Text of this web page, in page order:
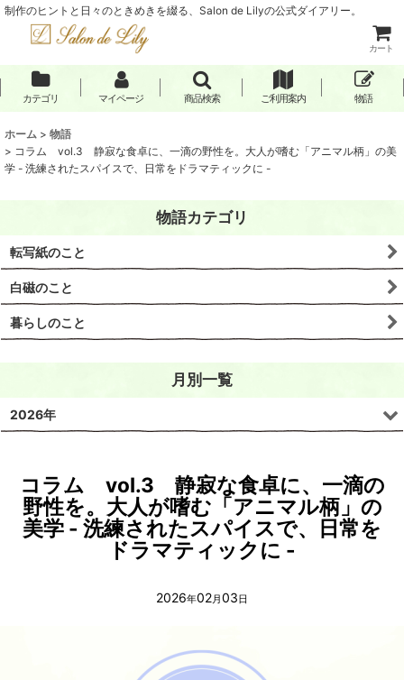
制作のヒントと日々のときめきを綴る、Salon de Lilyの公式ダイアリー。
カート
カテゴリ マイページ 商品検索 ご利用案内 物語
ホーム > 物語
> コラム vol.3 静寂な食卓に、一滴の野性を。大人が嗜む「アニマル柄」の美
学 - 洗練されたスパイスで、日常をドラマティックに -
コラム vol.3 静寂な食卓に、一滴の
野性を。大人が嗜む「アニマル柄」の
美学 - 洗練されたスパイスで、日常を
ドラマティックに -
2026年02月03日
物語カテゴリ
転写紙のこと
白磁のこと
暮らしのこと
月別一覧
2026年